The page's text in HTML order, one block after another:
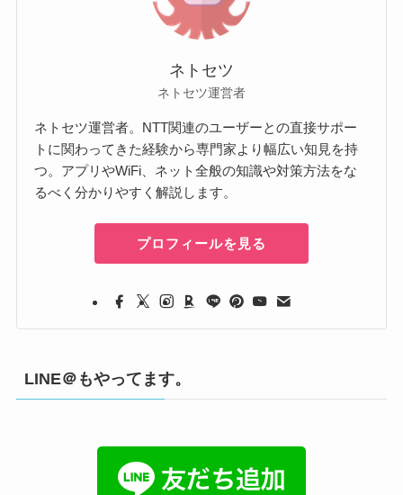
ネトセツ
ネトセツ運営者
ネトセツ運営者。NTT関連のユーザーとの直接サポー
トに関わってきた経験から専門家より幅広い知見を持
つ。アプリやWiFi、ネット全般の知識や対策方法をな
るべく分かりやすく解説します。
プロフィールを見る
LINE＠もやってます。